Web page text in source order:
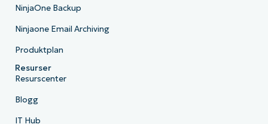
NinjaOne Backup
Ninjaone Email Archiving
Produktplan
Resurser
Resurscenter
Blogg
IT Hub